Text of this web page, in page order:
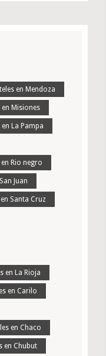
en Mendoza
en Misiones
en La Pampa
en Rio negro
Juan
Santa Cruz
en La Rioja
en Carilo
en Chaco
en Chubut